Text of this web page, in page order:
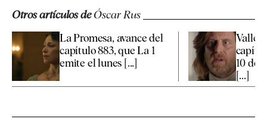
Otros artículos deÓscar Rus
La Promesa, avance del
capítulo 883, que La 1
emite el lunes [...]
Valle
10 de
[...]